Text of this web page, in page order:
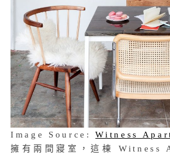
Image Source:Witness
擁有兩間寢室，這棟 Witness